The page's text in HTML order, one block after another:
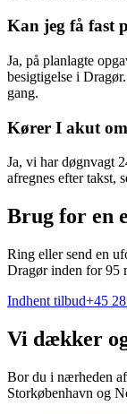
Kan jeg få fast
Ja, på planlagte
besigtigelse i
gang.
Kører I akut om
Ja, vi har døgnvagt
afregnes efter takst,
Brug for en
Ring eller send en
Dragør inden for 95
Indhent tilbud+45
Vi dækker
Bor du i nærheden af
Storkøbenhavn og